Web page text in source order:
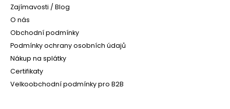
Zajímavosti / Blog
O nás
Obchodní podmínky
Podmínky ochrany osobních údajů
Nákup na splátky
Certifikaty
Velkoobchodní podmínky pro B2B